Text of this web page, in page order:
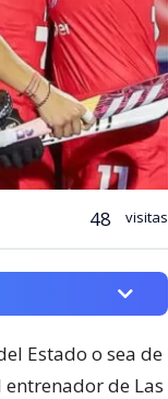
48 visitas
Estado o sea de
de Las